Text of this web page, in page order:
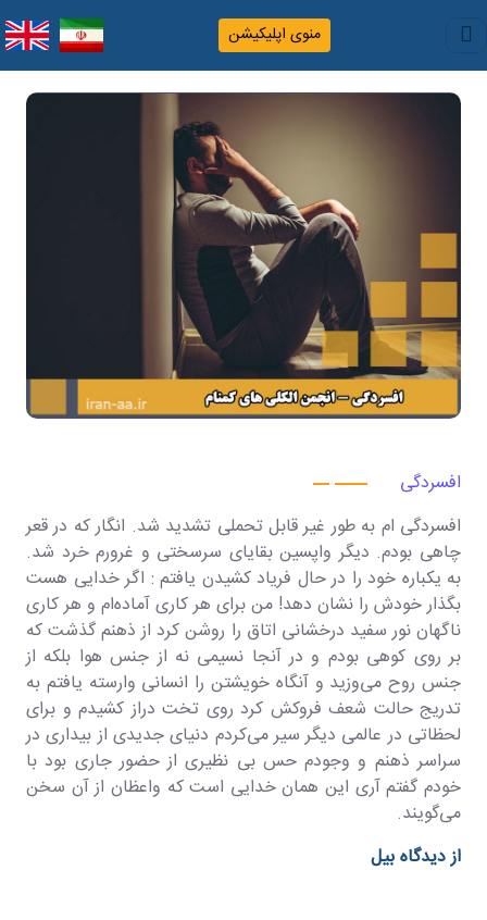
منوی اپلیکیشن
افسردگی
افسردگی ام به طور غیر قابل تحملی تشدید شد. انگار که در قعر
چاهی بودم. دیگر واپسین بقایای سرسختی و غرورم خرد شد.
به یکباره خود را در حال فریاد کشیدن یافتم : اگر خدایی هست
بگذار خودش را نشان دهد! من برای هر کاری آماده‌ام و هر کاری
ناگهان نور سفید درخشانی اتاق را روشن کرد از ذهنم گذشت که
بر روی کوهی بودم و در آنجا نسیمی نه از جنس هوا بلکه از
جنس روح می‌وزید و آنگاه خویشتن را انسانی وارسته یافتم به
تدریج حالت شعف فروکش کرد روی تخت دراز کشیدم و برای
لحظاتی در عالمی دیگر سیر می‌کردم دنیای جدیدی از بیداری در
سراسر ذهنم و وجودم حس بی نظیری از حضور جاری بود با
خودم گفتم آری این همان خدایی است که واعظان از آن سخن
می‌گویند.
از دیدگاه بیل